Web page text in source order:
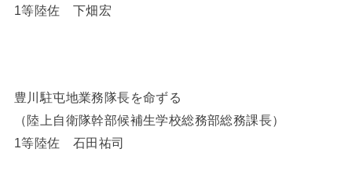
1等陸佐 下畑宏
豊川駐屯地業務隊長を命ずる
（陸上自衛隊幹部候補生学校総務部総務課長）
1等陸佐 石田祐司